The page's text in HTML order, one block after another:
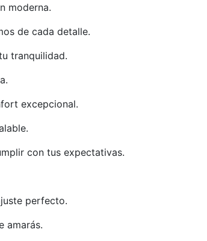
moderna.
de cada detalle.
tranquilidad.
excepcional.
con tus expectativas.
perfecto.
amarás.